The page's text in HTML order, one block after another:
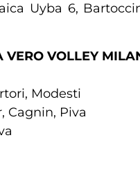
Uyba 6,
VERO VOLLEY
Modesti
Cagnin, Piva